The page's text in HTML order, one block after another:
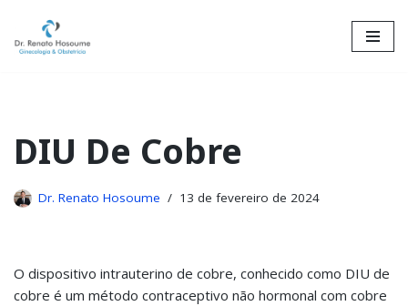
Skip
DIU De Cobre
Dr. Renato Hosoume 13 de fevereiro de 2024
O dispositivo intrauterino de cobre, conhecido como DIU de
cobre é um método contraceptivo não hormonal com cobre